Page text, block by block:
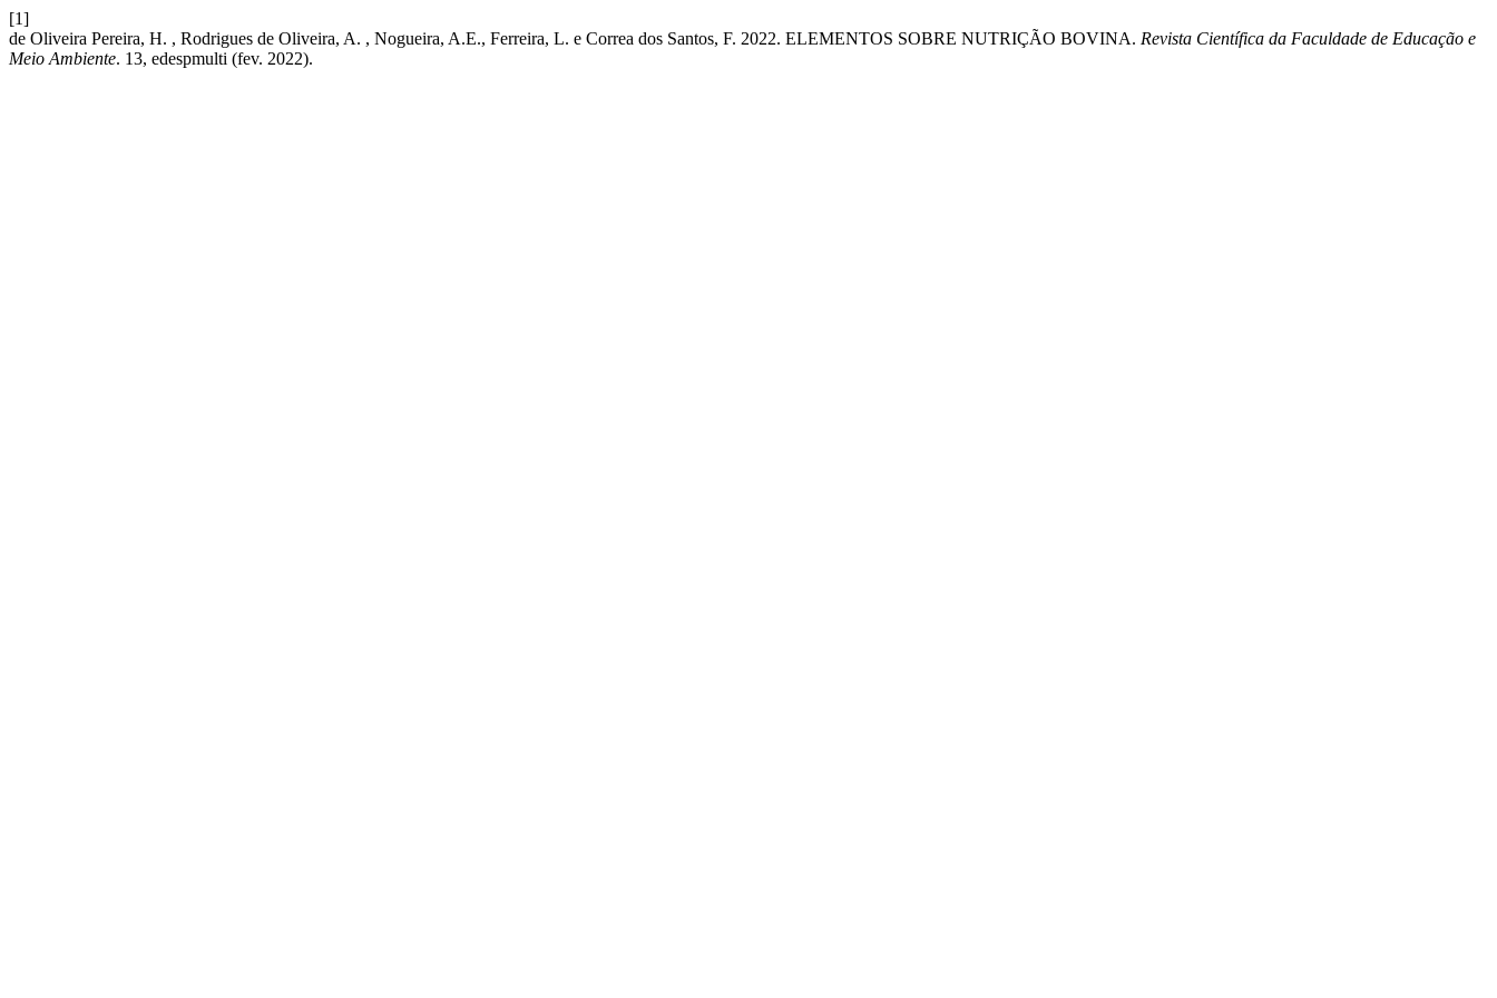
[1]
de Oliveira Pereira, H. , Rodrigues de Oliveira, A. , Nogueira, A.E., Ferreira, L. e Correa dos Santos, F. 2022. ELEMENTOS SOBRE NUTRIÇÃO BOVINA. Revista Científica da Faculdade de Educação e
Meio Ambiente. 13, edespmulti (fev. 2022).